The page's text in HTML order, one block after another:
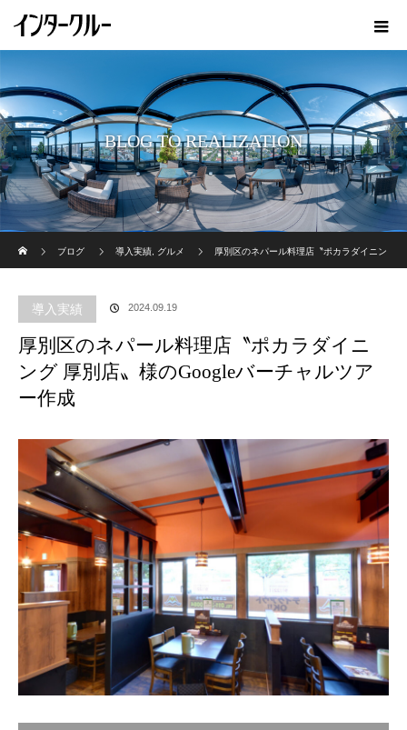
BLOG TO REALIZATION
ブログ
導入実績 グルメ 厚別区のネパール料理店〝ポカラダイニン
導入実績 2024.09.19
厚別区のネパール料理店〝ポカラダイニ
ング 厚別店〟様のGoogleバーチャルツア
ー作成